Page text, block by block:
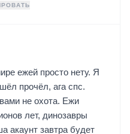
ИГР
ежей просто нету. Я
прочёл, ага спс.
не охота. Ежи
лет, динозавры
акаунт завтра будет